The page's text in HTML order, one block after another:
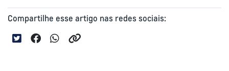
Compartilhe esse artigo nas redes sociais: